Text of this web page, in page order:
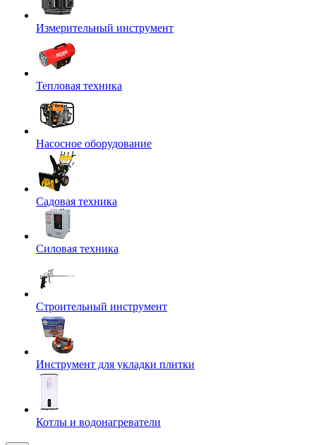
Измерительный инструмент
Тепловая техника
Насосное оборудование
Садовая техника
Силовая техника
Строительный инструмент
Инструмент для укладки плитки
Котлы и водонагреватели